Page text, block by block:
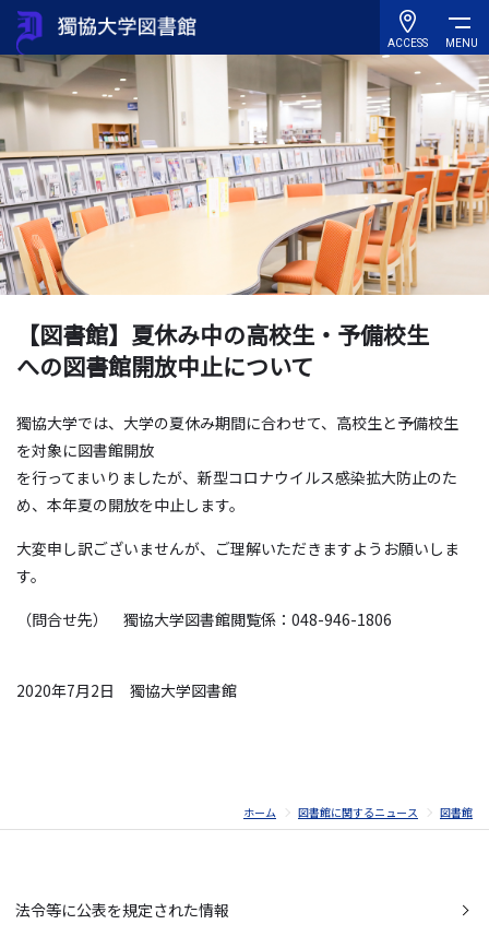
ACCESS MENU
【図書館】夏休み中の高校生・予備校生
への図書館開放中止について
獨協大学では、大学の夏休み期間に合わせて、高校生と予備校生
を対象に図書館開放
を行ってまいりましたが、新型コロナウイルス感染拡大防止のた
め、本年夏の開放を中止します。
大変申し訳ございませんが、ご理解いただきますようお願いしま
す。
（問合せ先） 獨協大学図書館閲覧係：048-946-1806
2020年7月2日 獨協大学図書館
ホーム 図書館に関するニュース 図書館
法令等に公表を規定された情報